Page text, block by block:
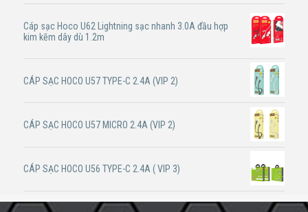
Cáp sạc Hoco U62 Lightning sạc nhanh 3.0A đầu hợp
kim kẽm dây dù 1.2m
CÁP SẠC HOCO U57 TYPE-C 2.4A (VIP 2)
CÁP SẠC HOCO U57 MICRO 2.4A (VIP 2)
CÁP SẠC HOCO U56 TYPE-C 2.4A ( VIP 3)